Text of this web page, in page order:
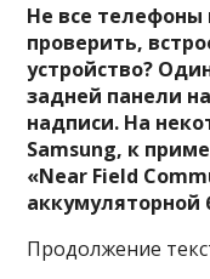
Не все
проверить,
устройство?
задней панели
надписи. На
Samsung, к
«Near Field
аккумуляторной
Продолжение